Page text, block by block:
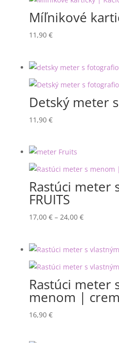
Míľnikové
11,90 €
Detský meter
11,90 €
Rastúci meter
FRUITS
17,00 € – 24,00 €Price
through
24,00 €
Rastúci meter
menom |
16,90 €